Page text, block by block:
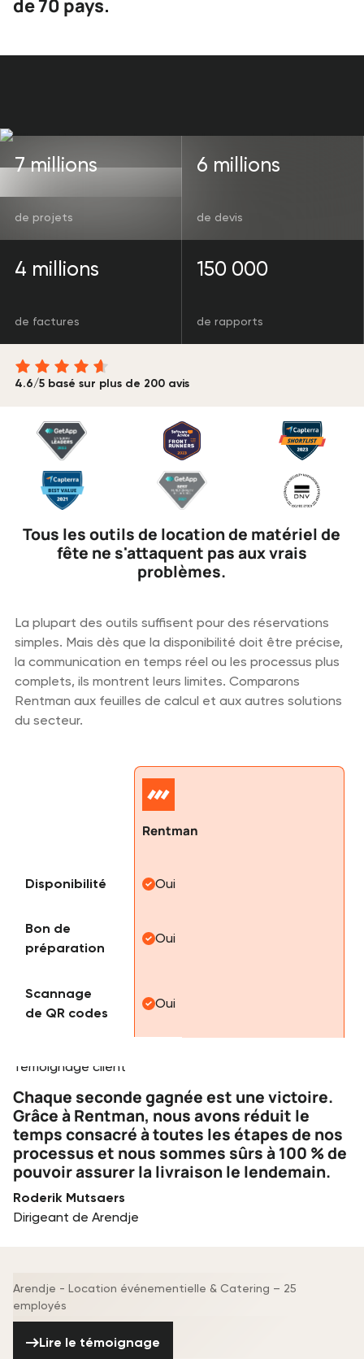
de 70 pays.
7 millions
de projets
6 millions
de devis
4 millions
de factures
150 000
de rapports
4.6/5 basé sur plus de 200 avis
Tous les outils de location de matériel de
fête ne s'attaquent pas aux vrais
problèmes.
La plupart des outils suffisent pour des réservations
simples. Mais dès que la disponibilité doit être précise,
la communication en temps réel ou les processus plus
complets, ils montrent leurs limites. Comparons
Rentman aux feuilles de calcul et aux autres solutions
du secteur.
Rentman
Disponibilité Oui
Bon de
préparation
Oui
Scannage
de QR codes
Oui
Témoignage client
Chaque seconde gagnée est une victoire.
Grâce à Rentman, nous avons réduit le
temps consacré à toutes les étapes de nos
processus et nous sommes sûrs à 100 % de
pouvoir assurer la livraison le lendemain.
Roderik Mutsaers
Dirigeant de Arendje
Arendje - Location événementielle & Catering – 25
employés
Lire le témoignage